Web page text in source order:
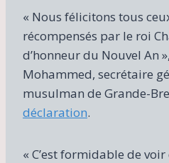
« Nous félicitons tous
récompensés par le roi
d’honneur du Nouvel An
Mohammed, secrétaire
musulman de Grande-
déclaration.
« C’est formidable de